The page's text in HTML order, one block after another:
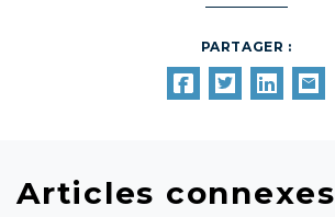
PARTAGER :
Articles connexes